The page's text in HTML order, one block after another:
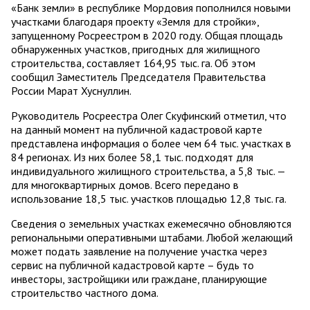
«Банк земли» в республике Мордовия пополнился новыми
участками благодаря проекту «Земля для стройки»,
запущенному Росреестром в 2020 году. Общая площадь
обнаруженных участков, пригодных для жилищного
строительства, составляет 164,95 тыс. га. Об этом
сообщил Заместитель Председателя Правительства
России Марат Хуснуллин.
Руководитель Росреестра Олег Скуфинский отметил, что
на данный момент на публичной кадастровой карте
представлена информация о более чем 64 тыс. участках в
84 регионах. Из них более 58,1 тыс. подходят для
индивидуального жилищного строительства, а 5,8 тыс. —
для многоквартирных домов. Всего передано в
использование 18,5 тыс. участков площадью 12,8 тыс. га.
Сведения о земельных участках ежемесячно обновляются
региональными оперативными штабами. Любой желающий
может подать заявление на получение участка через
сервис на публичной кадастровой карте – будь то
инвесторы, застройщики или граждане, планирующие
строительство частного дома.